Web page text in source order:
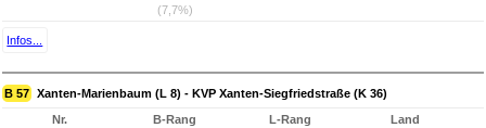
(7,7%)
Infos...
B 57 Xanten-Marienbaum (L 8) - KVP Xanten-Siegfriedstraße (K 36)
Nr.
B-Rang
L-Rang
Land